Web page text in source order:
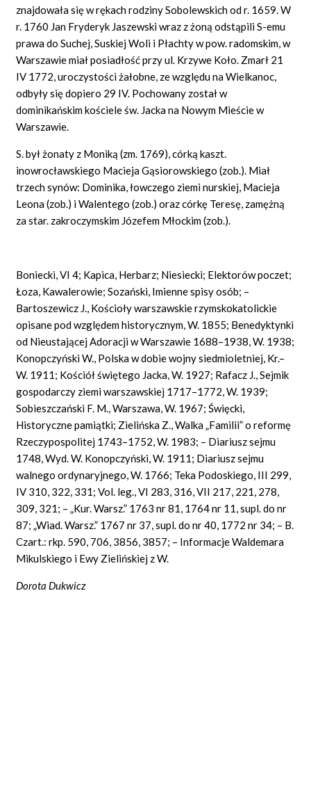
znajdowała się w rękach rodziny Sobolewskich od r. 1659. W
r. 1760 Jan Fryderyk Jaszewski wraz z żoną odstąpili S-emu
prawa do Suchej, Suskiej Woli i Płachty w pow. radomskim, w
Warszawie miał posiadłość przy ul. Krzywe Koło. Zmarł 21
IV 1772, uroczystości żałobne, ze względu na Wielkanoc,
odbyły się dopiero 29 IV. Pochowany został w
dominikańskim kościele św. Jacka na Nowym Mieście w
Warszawie.
S. był żonaty z Moniką (zm. 1769), córką kaszt.
inowrocławskiego Macieja Gąsiorowskiego (zob.). Miał
trzech synów: Dominika, łowczego ziemi nurskiej, Macieja
Leona (zob.) i Walentego (zob.) oraz córkę Teresę, zamężną
za star. zakroczymskim Józefem Młockim (zob.).
Boniecki, VI 4; Kapica, Herbarz; Niesiecki; Elektorów poczet;
Łoza, Kawalerowie; Sozański, Imienne spisy osób; –
Bartoszewicz J., Kościoły warszawskie rzymskokatolickie
opisane pod względem historycznym, W. 1855; Benedyktynki
od Nieustającej Adoracji w Warszawie 1688–1938, W. 1938;
Konopczyński W., Polska w dobie wojny siedmioletniej, Kr.–
W. 1911; Kościół świętego Jacka, W. 1927; Rafacz J., Sejmik
gospodarczy ziemi warszawskiej 1717–1772, W. 1939;
Sobieszczański F. M., Warszawa, W. 1967; Święcki,
Historyczne pamiątki; Zielińska Z., Walka „Familii” o reformę
Rzeczypospolitej 1743–1752, W. 1983; – Diariusz sejmu
1748, Wyd. W. Konopczyński, W. 1911; Diariusz sejmu
walnego ordynaryjnego, W. 1766; Teka Podoskiego, III 299,
IV 310, 322, 331; Vol. leg., VI 283, 316, VII 217, 221, 278,
309, 321; – „Kur. Warsz.” 1763 nr 81, 1764 nr 11, supl. do nr
87; „Wiad. Warsz.” 1767 nr 37, supl. do nr 40, 1772 nr 34; – B.
Czart.: rkp. 590, 706, 3856, 3857; – Informacje Waldemara
Mikulskiego i Ewy Zielińskiej z W.
Dorota Dukwicz